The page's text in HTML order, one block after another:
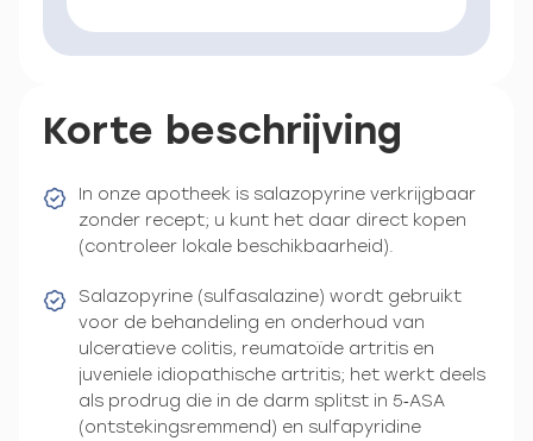
Korte beschrijving
In onze apotheek is salazopyrine verkrijgbaar
zonder recept; u kunt het daar direct kopen
(controleer lokale beschikbaarheid).
Salazopyrine (sulfasalazine) wordt gebruikt
voor de behandeling en onderhoud van
ulceratieve colitis, reumatoïde artritis en
juveniele idiopathische artritis; het werkt deels
als prodrug die in de darm splitst in 5‑ASA
(ontstekingsremmend) en sulfapyridine